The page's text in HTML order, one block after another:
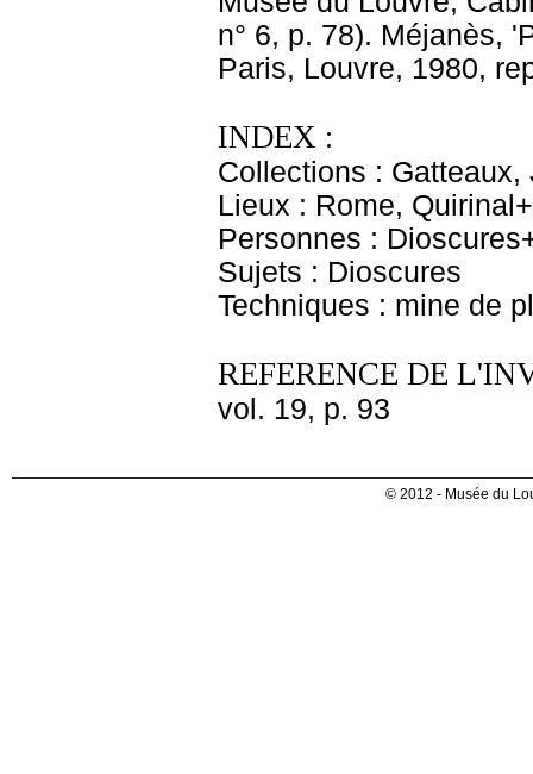
n° 6, p. 78). Méjanès,
Paris, Louvre, 1980,
INDEX :
Collections : Gatteaux,
Lieux : Rome, Quirinal+
Personnes :
Sujets : Dioscures
Techniques : mine de
REFERENCE DE
vol. 19, p. 93
© 2012 - Musée du